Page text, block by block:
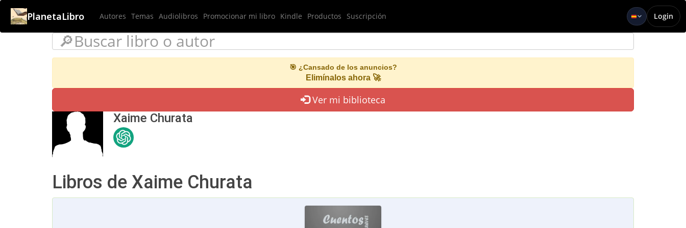
PlanetaLibro Autores Temas Audiolibros Promocionar mi libro Kindle Productos Suscripción Login
🎯 ¿Cansado de los anuncios?
Elimínalos ahora 🚀
Ver mi biblioteca
Xaime Churata
Libros de Xaime Churata